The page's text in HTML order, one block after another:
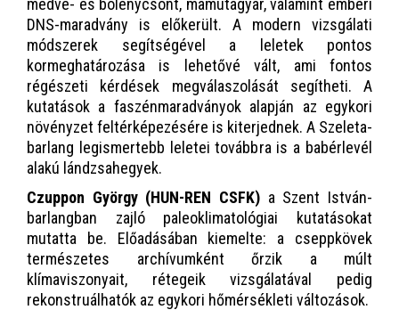
DNS-maradvány is előkerült. A modern vizsgálati
módszerek segítségével a leletek pontos
kormeghatározása is lehetővé vált, ami fontos
régészeti kérdések megválaszolását segítheti. A
kutatások a faszénmaradványok alapján az egykori
növényzet feltérképezésére is kiterjednek. A Szeleta-
barlang legismertebb leletei továbbra is a babérlevél
alakú lándzsahegyek.
Czuppon György (HUN-REN CSFK) a Szent István-
barlangban zajló paleoklimatológiai kutatásokat
mutatta be. Előadásában kiemelte: a cseppkövek
természetes archívumként őrzik a múlt
klímaviszonyait, rétegeik vizsgálatával pedig
rekonstruálhatók az egykori hőmérsékleti változások.